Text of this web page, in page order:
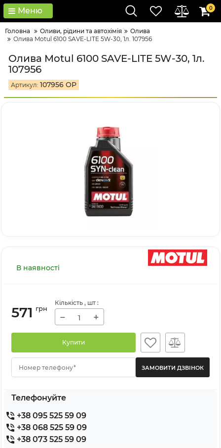
Меню 0
Головна Оливи, рідини та автохімія
Олива
Олива Motul 6100 SAVE-LITE 5W-30, 1л. 107956
Олива Motul 6100 SAVE-LITE 5W-30, 1л.
107956
Артикул: 107956 OP
В наявності
571 грн
Кількість , шт :
− +
Купити
Номер телефону*
Телефонуйте
+38 095 525 59 09
+38 068 525 59 09
+38 073 525 59 09